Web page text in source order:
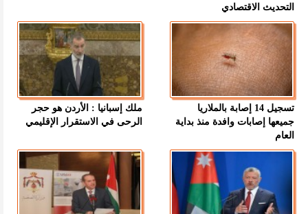
التحديث الاقتصادي
تسجيل 14 إصابة بالملاريا
جميعها إصابات وافدة منذ بداية
العام
ملك إسبانيا : الأردن هو حجر
الرحى في الاستقرار الإقليمي